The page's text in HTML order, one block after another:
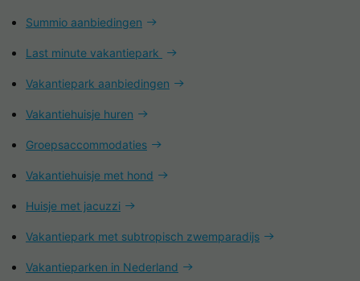
Summio aanbiedingen
Last minute vakantiepark
Vakantiepark aanbiedingen
Vakantiehuisje huren
Groepsaccommodaties
Vakantiehuisje met hond
Huisje met jacuzzi
Vakantiepark met subtropisch zwemparadijs
Vakantieparken in Nederland